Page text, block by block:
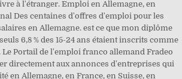
à l'étranger. Emploi en Allemagne, en
Des centaines d'offres d'emploi pour les
en Allemagne. est ce que mon diplôme
6,8 % des 15-24 ans étaient inscrits comme
Portail de l'emploi franco allemand Fradeo
directement aux annonces d'entreprises qui
en Allemagne, en France, en Suisse, en